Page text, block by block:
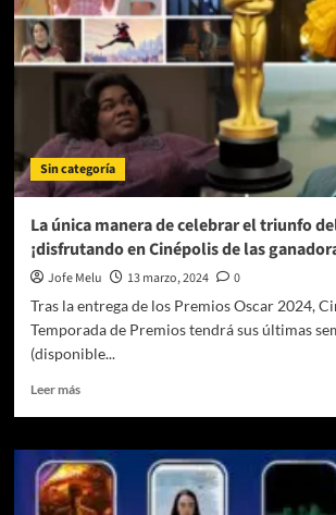
Sin categoría
La única manera de celebrar el triunfo
¡disfrutando en Cinépolis de las
Jofe Melu 13 marzo, 2024
0
Tras la entrega de los Premios Oscar 2024,
Temporada de Premios tendrá sus últimas
(disponible...
Leer másLeer
La
única
manera
de